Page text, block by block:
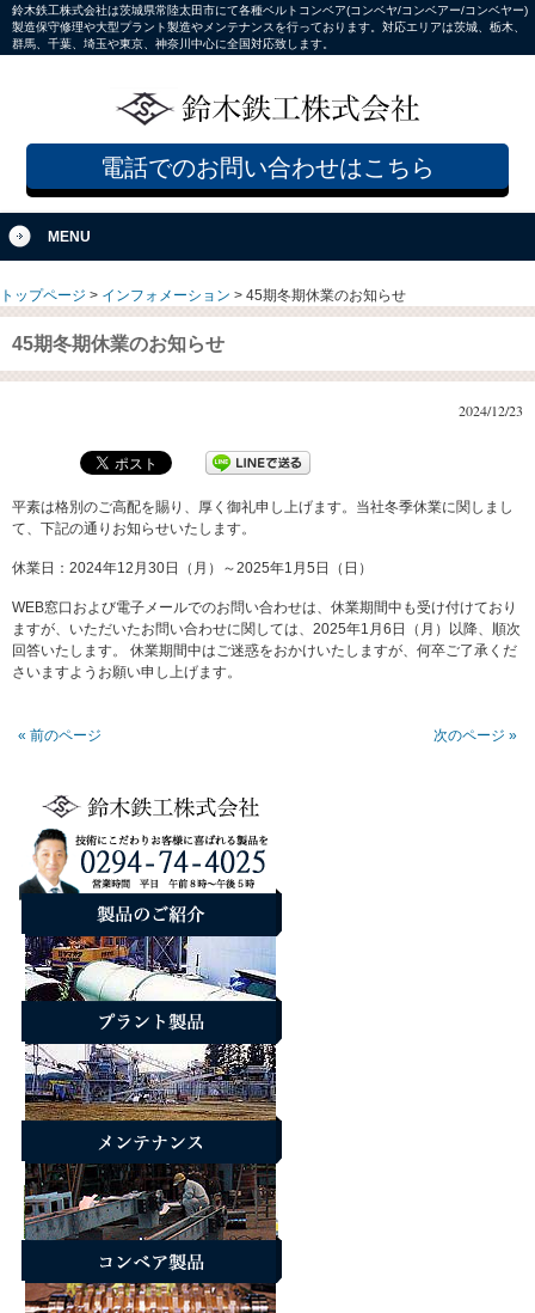
鈴木鉄工株式会社は茨城県常陸太田市にて各種ベルトコンベア(コンベヤ/コンベアー/コンベヤー)
製造保守修理や大型プラント製造やメンテナンスを行っております。対応エリアは茨城、栃木、
群馬、千葉、埼玉や東京、神奈川中心に全国対応致します。
電話でのお問い合わせはこちら
MENU
トップページ > インフォメーション > 45期冬期休業のお知らせ
45期冬期休業のお知らせ
2024/12/23
平素は格別のご高配を賜り、厚く御礼申し上げます。当社冬季休業に関しまし
て、下記の通りお知らせいたします。
休業日：2024年12月30日（月）～2025年1月5日（日）
WEB窓口および電子メールでのお問い合わせは、休業期間中も受け付けており
ますが、いただいたお問い合わせに関しては、2025年1月6日（月）以降、順次
回答いたします。 休業期間中はご迷惑をおかけいたしますが、何卒ご了承くだ
さいますようお願い申し上げます。
« 前のページ 次のページ »